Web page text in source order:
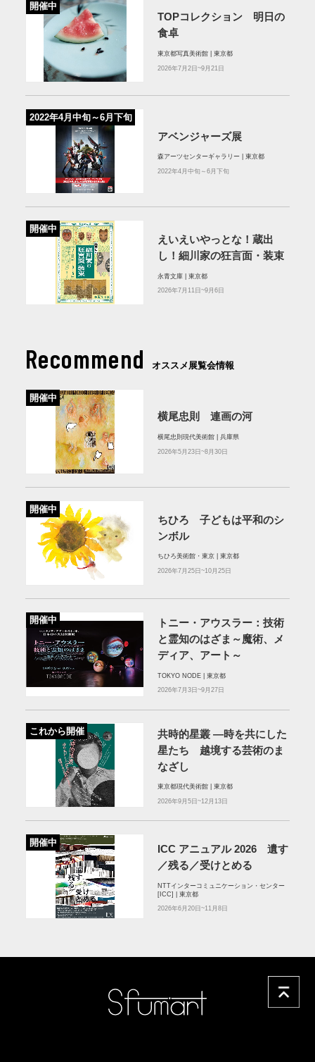
開催中
TOPコレクション 明日の
食卓
東京都写真美術館 | 東京都
2026年7月2日~9月21日
2022年4月中旬～6月下旬
アベンジャーズ展
森アーツセンターギャラリー | 東京都
2022年4月中旬～6月下旬
開催中
えいえいやっとな！蔵出
し！細川家の狂言面・装束
永青文庫 | 東京都
2026年7月11日~9月6日
Recommend オススメ展覧会情報
開催中
横尾忠則 連画の河
横尾忠則現代美術館 | 兵庫県
2026年5月23日~8月30日
開催中
ちひろ 子どもは平和のシ
ンボル
ちひろ美術館・東京 | 東京都
2026年7月25日~10月25日
開催中
トニー・アウスラー：技術
と霊知のはざま～魔術、メ
ディア、アート～
TOKYO NODE | 東京都
2026年7月3日~9月27日
これから開催
共時的星叢 ―時を共にした
星たち 越境する芸術のま
なざし
東京都現代美術館 | 東京都
2026年9月5日~12月13日
開催中
ICC アニュアル 2026 遺す
／残る／受けとめる
NTTインターコミュニケーション・センター
[ICC] | 東京都
2026年6月20日~11月8日